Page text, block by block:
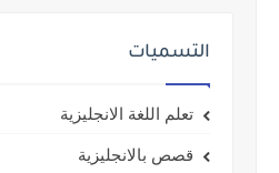
التسميات
تعلم اللغة الانجليزية
قصص بالانجليزية